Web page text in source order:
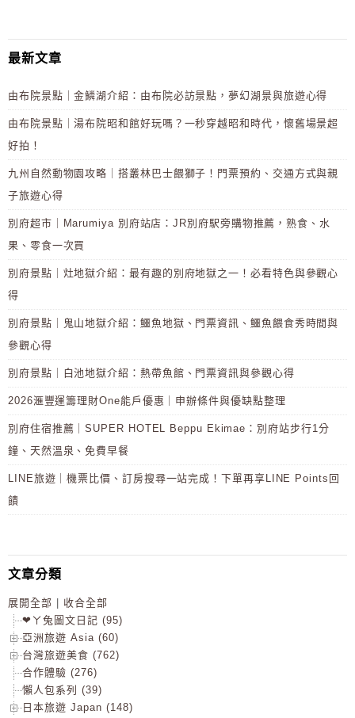
最新文章
由布院景點｜金鱗湖介紹：由布院必訪景點，夢幻湖景與旅遊心得
由布院景點｜湯布院昭和館好玩嗎？一秒穿越昭和時代，懷舊場景超
好拍！
九州自然動物園攻略｜搭叢林巴士餵獅子！門票預約、交通方式與親
子旅遊心得
別府超市｜Marumiya 別府站店：JR別府駅旁購物推薦，熟食、水
果、零食一次買
別府景點｜灶地獄介紹：最有趣的別府地獄之一！必看特色與參觀心
得
別府景點｜鬼山地獄介紹：鱷魚地獄、門票資訊、鱷魚餵食秀時間與
參觀心得
別府景點｜白池地獄介紹：熱帶魚館、門票資訊與參觀心得
2026滙豐運籌理財One能戶優惠｜申辦條件與優缺點整理
別府住宿推薦｜SUPER HOTEL Beppu Ekimae：別府站步行1分
鐘、天然溫泉、免費早餐
LINE旅遊｜機票比價、訂房搜尋一站完成！下單再享LINE Points回
饋
文章分類
展開全部
收合全部
❤ㄚ兔圖文日記 (95)
亞洲旅遊 Asia (60)
台灣旅遊美食 (762)
合作體驗 (276)
懶人包系列 (39)
日本旅遊 Japan (148)